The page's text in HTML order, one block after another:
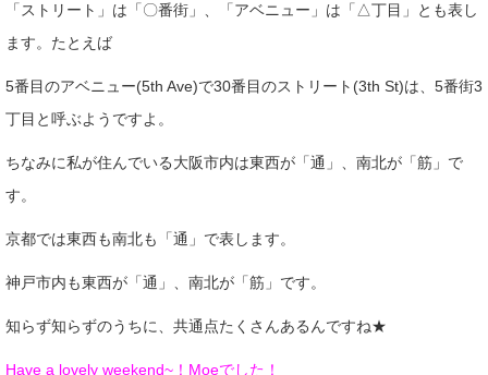
「ストリート」は「〇番街」、「アベニュー」は「△丁目」とも表し
ます。たとえば
5番目のアベニュー(5th Ave)で30番目のストリート(3th St)は、5番街3
丁目と呼ぶようですよ。
ちなみに私が住んでいる大阪市内は東西が「通」、南北が「筋」で
す。
京都では東西も南北も「通」で表します。
神戸市内も東西が「通」、南北が「筋」です。
知らず知らずのうちに、共通点たくさんあるんですね★
Have a lovely weekend~！Moeでした！